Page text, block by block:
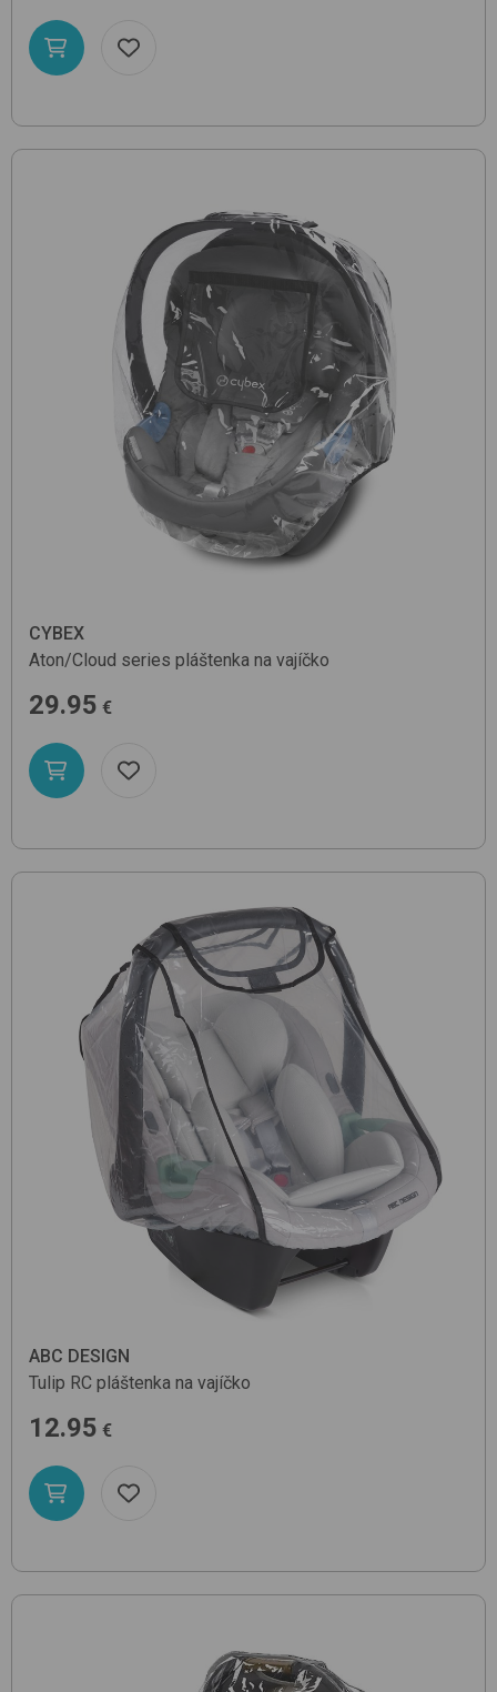
CYBEX
Aton/Cloud series pláštenka na vajíčko
29.95 €
ABC DESIGN
Tulip RC pláštenka na vajíčko
12.95 €